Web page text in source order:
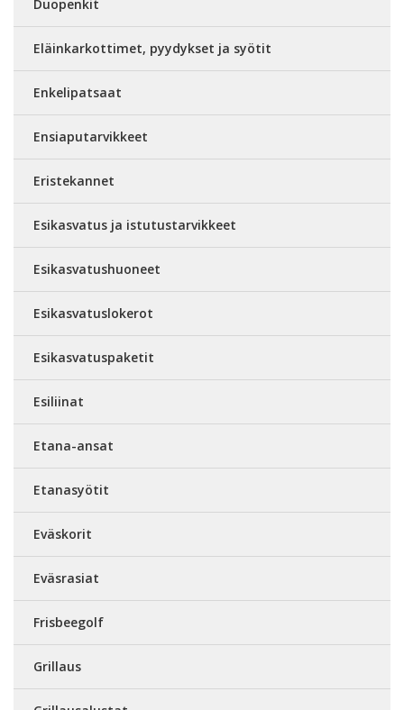
Duopenkit
Eläinkarkottimet, pyydykset ja syötit
Enkelipatsaat
Ensiaputarvikkeet
Eristekannet
Esikasvatus ja istutustarvikkeet
Esikasvatushuoneet
Esikasvatuslokerot
Esikasvatuspaketit
Esiliinat
Etana-ansat
Etanasyötit
Eväskorit
Eväsrasiat
Frisbeegolf
Grillaus